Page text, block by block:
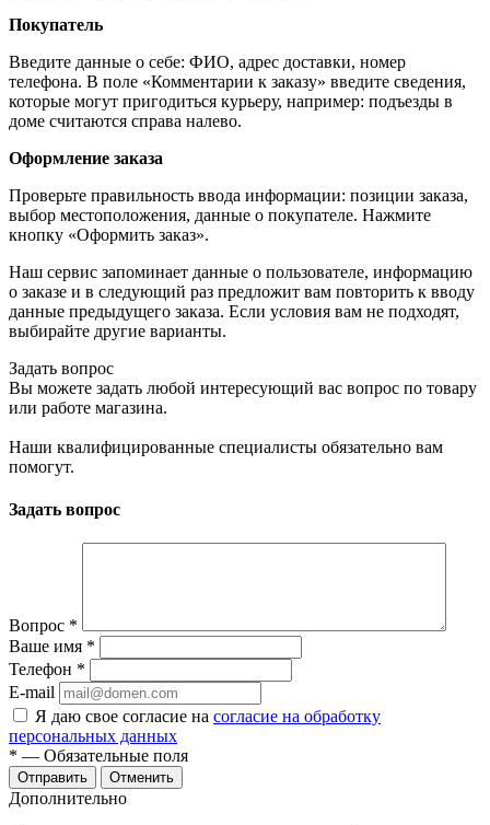
Покупатель
Введите данные о себе: ФИО, адрес доставки, номер
телефона. В поле «Комментарии к заказу» введите сведения,
которые могут пригодиться курьеру, например: подъезды в
доме считаются справа налево.
Оформление заказа
Проверьте правильность ввода информации: позиции заказа,
выбор местоположения, данные о покупателе. Нажмите
кнопку «Оформить заказ».
Наш сервис запоминает данные о пользователе, информацию
о заказе и в следующий раз предложит вам повторить к вводу
данные предыдущего заказа. Если условия вам не подходят,
выбирайте другие варианты.
Задать вопрос
Вы можете задать любой интересующий вас вопрос по товару
или работе магазина.
Наши квалифицированные специалисты обязательно вам
помогут.
Задать вопрос
Вопрос *
Ваше имя *
Телефон *
E-mail
Я даю свое согласие на согласие на обработку
персональных данных
* — Обязательные поля
Отменить
Дополнительно